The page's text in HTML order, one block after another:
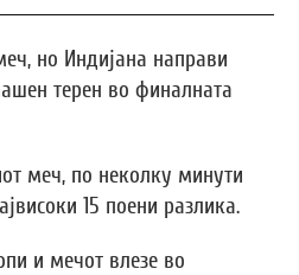
но Индијана направи
терен во финалната
меч, по неколку минути
15 поени разлика.
и мечот влезе во